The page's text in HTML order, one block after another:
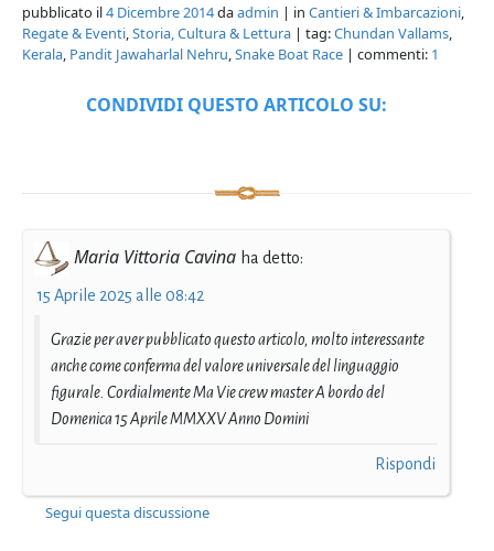
pubblicato il4 Dicembre 2014daadmin | in Cantieri & Imbarcazioni,
Regate & Eventi,Storia, Cultura & Lettura | tag:Chundan Vallams,
Kerala, Pandit Jawaharlal Nehru,Snake Boat Race | commenti: 1
CONDIVIDI QUESTO ARTICOLO SU:
Maria Vittoria Cavina ha detto:
15 Aprile 2025 alle 08:42
Grazie per aver pubblicato questo articolo, molto interessante
anche come conferma del valore universale del linguaggio
figurale. Cordialmente Ma Vie crew master A bordo del
Domenica 15 Aprile MMXXV Anno Domini
Rispondi
Segui questa discussione